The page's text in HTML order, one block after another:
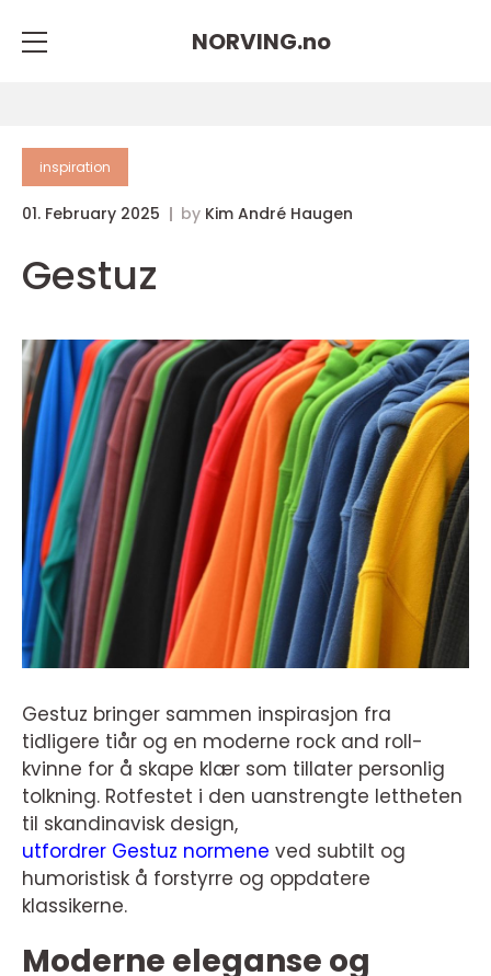
NORVING.no
inspiration
01. February 2025 by Kim André Haugen
Gestuz
Gestuz bringer sammen inspirasjon fra
tidligere tiår og en moderne rock and roll-
kvinne for å skape klær som tillater personlig
tolkning. Rotfestet i den uanstrengte lettheten
til skandinavisk design,
utfordrer Gestuz normene ved subtilt og
humoristisk å forstyrre og oppdatere
klassikerne.
Moderne eleganse og